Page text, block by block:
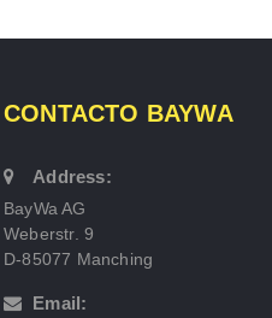
CONTACTO BAYWA
Address:
BayWa AG
Weberstr. 9
D-85077 Manching
Email: